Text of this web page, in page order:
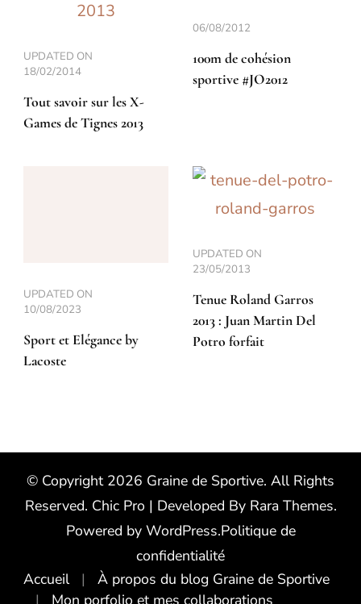
UPDATED ON
18/02/2014
Tout savoir sur les X-
Games de Tignes 2013
06/08/2012
100m de cohésion
sportive #JO2012
UPDATED ON
10/08/2023
Sport et Elégance by
Lacoste
UPDATED ON
23/05/2013
Tenue Roland Garros
2013 : Juan Martin Del
Potro forfait
© Copyright 2026 Graine de Sportive. All Rights
Reserved. Chic Pro | Developed By Rara Themes.
Powered by WordPress.Politique de
confidentialité
Accueil
À propos du blog Graine de Sportive
Mon porfolio et mes collaborations